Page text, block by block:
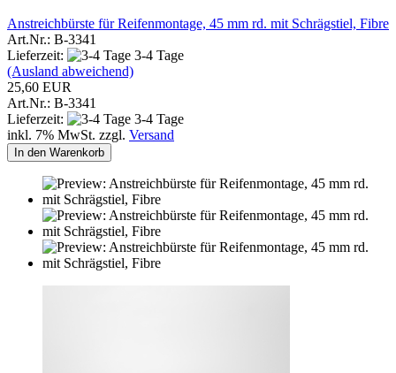
Anstreichbürste für Reifenmontage, 45 mm rd. mit Schrägstiel, Fibre
Art.Nr.: B-3341
Lieferzeit:
3-4 Tage
(Ausland abweichend)
25,60 EUR
Art.Nr.: B-3341
Lieferzeit:
3-4 Tage
inkl. 7% MwSt. zzgl. Versand
In den Warenkorb